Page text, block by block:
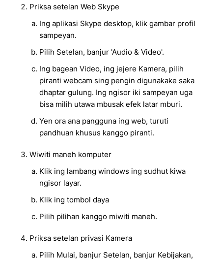
Priksa setelan Web Skype
Ing aplikasi Skype desktop, klik gambar profil
sampeyan.
Pilih Setelan, banjur 'Audio & Video'.
Ing bagean Video, ing jejere Kamera, pilih
piranti webcam sing pengin digunakake saka
dhaptar gulung. Ing ngisor iki sampeyan uga
bisa milih utawa mbusak efek latar mburi.
Yen ora ana pangguna ing web, turuti
pandhuan khusus kanggo piranti.
Wiwiti maneh komputer
Klik ing lambang windows ing sudhut kiwa
ngisor layar.
Klik ing tombol daya
Pilih pilihan kanggo miwiti maneh.
Priksa setelan privasi Kamera
Pilih Mulai, banjur Setelan, banjur Kebijakan,